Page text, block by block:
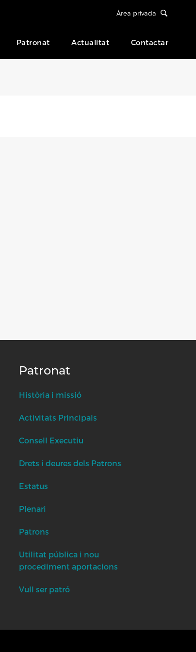
Àrea privada
Patronat Actualitat Contactar
Patronat
Història i missió
Activitats Principals
Consell Executiu
Drets i deures dels Patrons
Estatus
Plenari
Patrons
Utilitat pública i nou
procediment aportacions
Vull ser patró